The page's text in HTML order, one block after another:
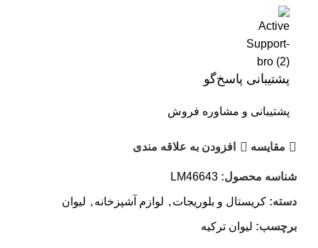
پشتیبانی پاسخ‌گو
پشتیبانی و مشاوره فروش
مقایسه افزودن به علاقه مندی
شناسه محصول: LM46643
دسته: کریستال و بلوریجات , لوازم آشپزخانه , لیوان
برچسب: لیوان ترکیه